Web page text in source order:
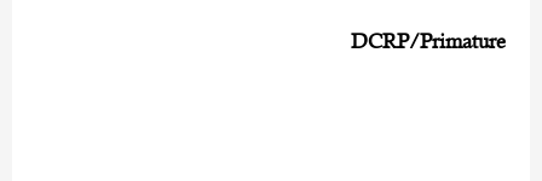
DCRP/Primature